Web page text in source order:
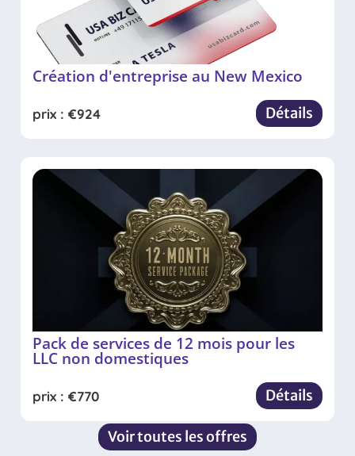
Création d'entreprise au New Mexico
prix : €924 Détails
Pack de services de 12 mois pour les
LLC non domestiques
prix : €770 Détails
Voir toutes les offres